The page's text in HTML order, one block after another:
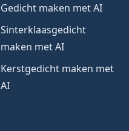
Gedicht maken met AI
Sinterklaasgedicht
maken met AI
Kerstgedicht maken met
AI